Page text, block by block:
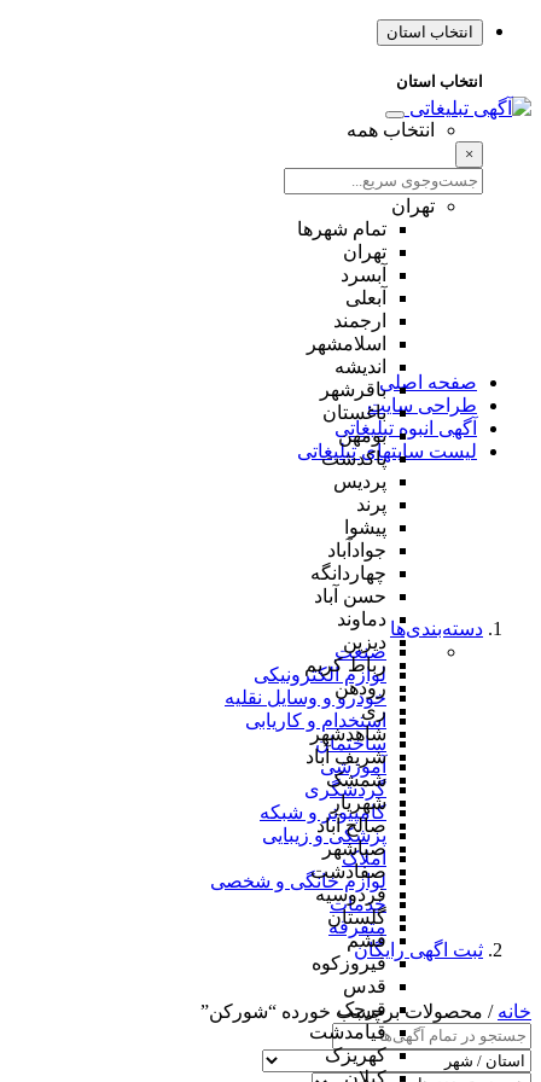
انتخاب استان
انتخاب استان
انتخاب همه
×
تهران
تمام شهر‌ها
تهران
آبسرد
آبعلی
ارجمند
اسلامشهر
اندیشه
باقرشهر
باغستان
بومهن
پاکدشت
پردیس
پرند
پیشوا
جوادآباد
چهاردانگه
حسن آباد
دماوند
دیزین
رباط کریم
رودهن
ری
شاهدشهر
شریف آباد
شمشک
شهریار
صالح آباد
صباشهر
صفادشت
فردوسیه
گلستان
فشم
فیروزکوه
قدس
قرچک
قیامدشت
کهریزک
صفحه اصلی
طراحی سایت
آگهی انبوه تبلیغاتی
لیست سایتهای تبلیغاتی
دسته‌بندی‌ها
صنعت
لوازم الکترونیکی
خودرو و وسایل نقلیه
استخدام و کاریابی
ساختمان
آموزشی
گردشگری
کامپیوتر و شبکه
پزشکی و زیبایی
املاک
لوازم خانگی و شخصی
خدمات
متفرقه
ثبت اگهی رایگان
خانه / محصولات برچسب خورده “شورکن”